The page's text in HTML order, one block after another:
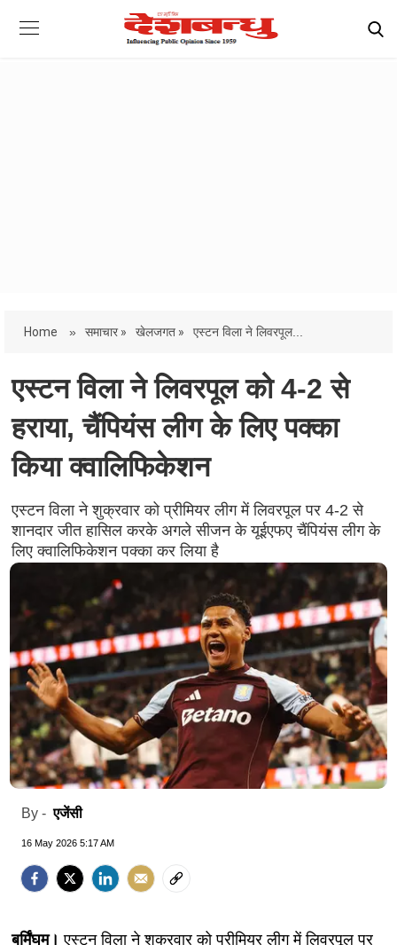
Home » समाचार » खेलजगत » एस्टन विला ने लिवरपूल...
एस्टन विला ने लिवरपूल को 4-2 से
हराया, चैंपियंस लीग के लिए पक्का
किया क्वालिफिकेशन
एस्टन विला ने शुक्रवार को प्रीमियर लीग में लिवरपूल पर 4-2 से
शानदार जीत हासिल करके अगले सीजन के यूईएफए चैंपियंस लीग के
लिए क्वालिफिकेशन पक्का कर लिया है
By -एजेंसी
16 May 2026 5:17 AM
बर्मिंघम। एस्टन विला ने शुक्रवार को प्रीमियर लीग में लिवरपूल पर